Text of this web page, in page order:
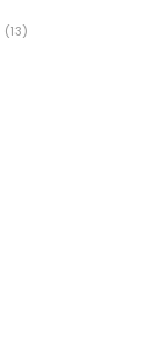
(13)